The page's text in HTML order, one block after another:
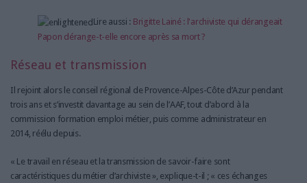
Lire aussi : Brigitte Lainé : l'archiviste qui dérangeait
Papon dérange-t-elle encore après sa mort ?
Réseau et transmission
Il rejoint alors le conseil régional de Provence-Alpes-Côte d’Azur pendant
trois ans et s’investit davantage au sein de l’AAF, tout d’abord à la
commission formation emploi métier, puis comme administrateur en
2014, réélu depuis.
« Le travail en réseau et la transmission de savoir-faire sont
caractéristiques du métier d’archiviste », explique-t-il ; « ces échanges